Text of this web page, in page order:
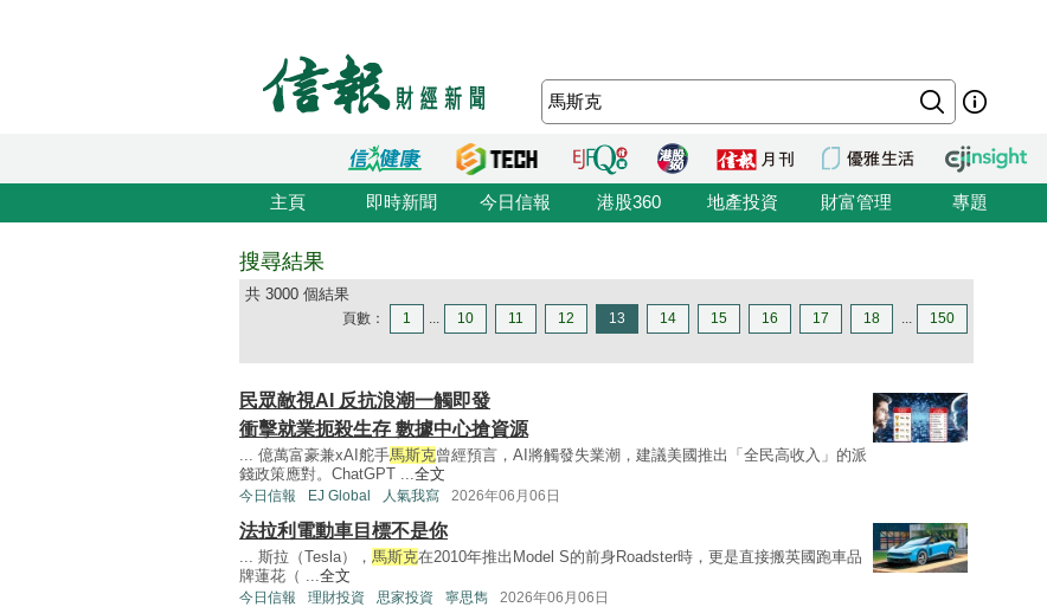
主頁 即時新聞 今日信報 港股360 地產投資 財富管理 專題
搜尋結果
共 3000 個結果
頁數： 1 ... 10 11 12 13 14 15 16 17 18 ... 150
民眾敵視AI 反抗浪潮一觸即發
衝擊就業扼殺生存 數據中心搶資源
... 億萬富豪兼xAI舵手馬斯克曾經預言，AI將觸發失業潮，建議美國推出「全民高收入」的派
錢政策應對。ChatGPT ...全文
今日信報 EJ Global 人氣我寫 2026年06月06日
法拉利電動車目標不是你
... 斯拉（Tesla）， 馬斯克在2010年推出Model S的前身Roadster時，更是直接搬英國跑車品
牌蓮花（ ...全文
今日信報 理財投資 思家投資 寧思雋 2026年06月06日